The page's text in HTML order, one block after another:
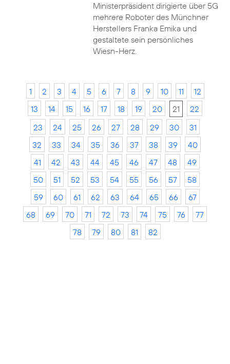
Ministerpräsident dirigierte über 5G
mehrere Roboter des Münchner
Herstellers Franka Emika und
gestaltete sein persönliches
Wiesn-Herz.
1 2 3 4 5 6 7 8 9 10 11
12
13
14 15 16 17 18 19 20 21
22
23
24 25 26 27 28 29 30
31
32
33 34 35 36 37 38 39
40
41
42 43 44 45 46 47 48
49
50
51 52 53 54 55 56 57
58
59
60 61 62 63 64 65 66
67
68
69 70 71 72 73 74 75 76
77
78
79 80 81 82